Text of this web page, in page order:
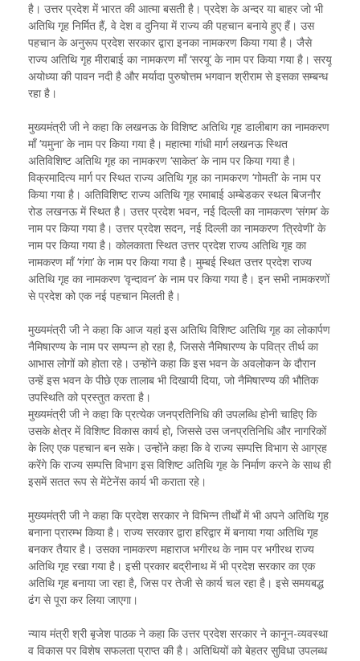
है। उत्तर प्रदेश में भारत की आत्मा बसती है। प्रदेश के अन्दर या बाहर जो भी
अतिथि गृह निर्मित हैं, वे देश व दुनिया में राज्य की पहचान बनाये हुए हैं। उस
पहचान के अनुरूप प्रदेश सरकार द्वारा इनका नामकरण किया गया है। जैसे
राज्य अतिथि गृह मीराबाई का नामकरण माँ ‘सरयू’ के नाम पर किया गया है। सरयू
अयोध्या की पावन नदी है और मर्यादा पुरुषोत्तम भगवान श्रीराम से इसका सम्बन्ध
रहा है।
मुख्यमंत्री जी ने कहा कि लखनऊ के विशिष्ट अतिथि गृह डालीबाग का नामकरण
माँ ‘यमुना’ के नाम पर किया गया है। महात्मा गांधी मार्ग लखनऊ स्थित
अतिविशिष्ट अतिथि गृह का नामकरण ‘साकेत’ के नाम पर किया गया है।
विक्रमादित्य मार्ग पर स्थित राज्य अतिथि गृह का नामकरण ‘गोमती’ के नाम पर
किया गया है। अतिविशिष्ट राज्य अतिथि गृह रमाबाई अम्बेडकर स्थल बिजनौर
रोड लखनऊ में स्थित है। उत्तर प्रदेश भवन, नई दिल्ली का नामकरण ‘संगम’ के
नाम पर किया गया है। उत्तर प्रदेश सदन, नई दिल्ली का नामकरण ‘त्रिवेणी’ के
नाम पर किया गया है। कोलकाता स्थित उत्तर प्रदेश राज्य अतिथि गृह का
नामकरण माँ ‘गंगा’ के नाम पर किया गया है। मुम्बई स्थित उत्तर प्रदेश राज्य
अतिथि गृह का नामकरण ‘वृन्दावन’ के नाम पर किया गया है। इन सभी नामकरणों
से प्रदेश को एक नई पहचान मिलती है।
मुख्यमंत्री जी ने कहा कि आज यहां इस अतिथि विशिष्ट अतिथि गृह का लोकार्पण
नैमिषारण्य के नाम पर सम्पन्न हो रहा है, जिससे नैमिषारण्य के पवित्र तीर्थ का
आभास लोगों को होता रहे। उन्होंने कहा कि इस भवन के अवलोकन के दौरान
उन्हें इस भवन के पीछे एक तालाब भी दिखायी दिया, जो नैमिषारण्य की भौतिक
उपस्थिति को प्रस्तुत करता है।
मुख्यमंत्री जी ने कहा कि प्रत्येक जनप्रतिनिधि की उपलब्धि होनी चाहिए कि
उसके क्षेत्र में विशिष्ट विकास कार्य हो, जिससे उस जनप्रतिनिधि और नागरिकों
के लिए एक पहचान बन सके। उन्होंने कहा कि वे राज्य सम्पत्ति विभाग से आग्रह
करेंगे कि राज्य सम्पत्ति विभाग इस विशिष्ट अतिथि गृह के निर्माण करने के साथ ही
इसमें सतत रूप से मेंटेनेंस कार्य भी कराता रहे।
मुख्यमंत्री जी ने कहा कि प्रदेश सरकार ने विभिन्न तीर्थाें में भी अपने अतिथि गृह
बनाना प्रारम्भ किया है। राज्य सरकार द्वारा हरिद्वार में बनाया गया अतिथि गृह
बनकर तैयार है। उसका नामकरण महाराज भगीरथ के नाम पर भगीरथ राज्य
अतिथि गृह रखा गया है। इसी प्रकार बद्रीनाथ में भी प्रदेश सरकार का एक
अतिथि गृह बनाया जा रहा है, जिस पर तेजी से कार्य चल रहा है। इसे समयबद्ध
ढंग से पूरा कर लिया जाएगा।
न्याय मंत्री श्री बृजेश पाठक ने कहा कि उत्तर प्रदेश सरकार ने कानून-व्यवस्था
व विकास पर विशेष सफलता प्राप्त की है। अतिथियों को बेहतर सुविधा उपलब्ध